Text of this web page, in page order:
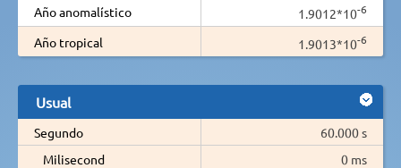
Año anomalístico 1.9012*10-6
Año tropical 1.9013*10-6
Usual
Segundo
60.000 s
Milisecond
0 ms